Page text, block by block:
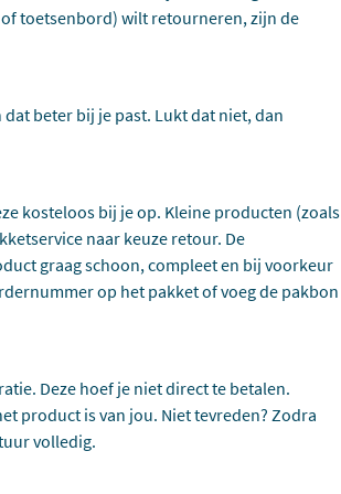
toetsenbord) wilt retourneren, zijn de
beter bij je past. Lukt dat niet, dan
kosteloos bij je op. Kleine producten (zoals
naar keuze retour. De
graag schoon, compleet en bij voorkeur
op het pakket of voeg de pakbon
Deze hoef je niet direct te betalen.
product is van jou. Niet tevreden? Zodra
volledig.